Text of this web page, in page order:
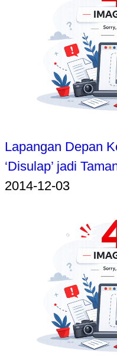
Lapangan Depan
‘Disulap’ jadi
2014-12-03